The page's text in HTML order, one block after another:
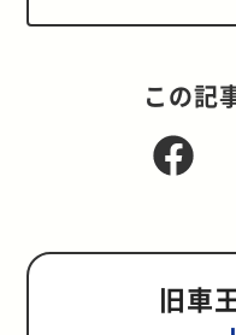
この記
旧車